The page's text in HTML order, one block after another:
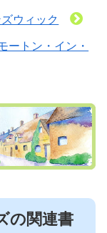
ウィック
ートン・イン・
の関連書